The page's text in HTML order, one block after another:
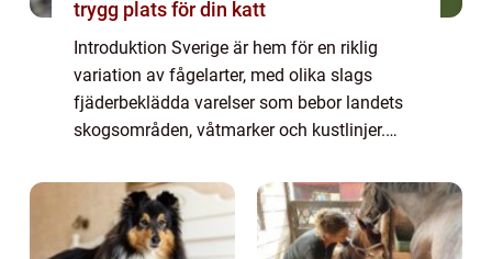
trygg plats för din katt
Introduktion Sverige är hem för en riklig
variation av fågelarter, med olika slags
fjäderbeklädda varelser som bebor landets
skogsområden, våtmarker och kustlinjer.
svenska fågelvärlden i detalj, med fokus på
des...